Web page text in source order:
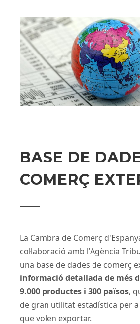
BASE DE
COMERÇ
La Cambra de Comerç
col·laboració amb l'Agència
una base de dades de comerç
informació detallada de més
9.000 productes i 300 països,
de gran utilitat estadística per a
que volen exportar.